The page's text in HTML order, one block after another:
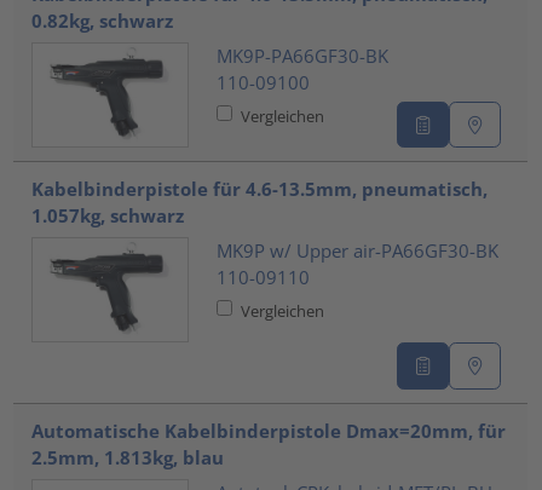
0.82kg, schwarz
MK9P-PA66GF30-BK
110-09100
Vergleichen
Kabelbinderpistole für 4.6-13.5mm, pneumatisch,
1.057kg, schwarz
MK9P w/ Upper air-PA66GF30-BK
110-09110
Vergleichen
Automatische Kabelbinderpistole Dmax=20mm, für
2.5mm, 1.813kg, blau